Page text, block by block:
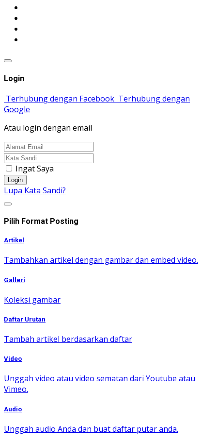
Login
Terhubung dengan Facebook Terhubung dengan
Google
Atau login dengan email
Ingat Saya
Login
Lupa Kata Sandi?
Pilih Format Posting
Artikel
Tambahkan artikel dengan gambar dan embed video.
Galleri
Koleksi gambar
Daftar Urutan
Tambah artikel berdasarkan daftar
Video
Unggah video atau video sematan dari Youtube atau
Vimeo.
Audio
Unggah audio Anda dan buat daftar putar anda.